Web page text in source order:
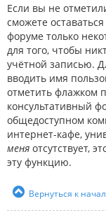
Если вы не
сможете
форуме только
для того, чтобы
учётной записью.
вводить имя
отметить флажком
консультативный
общедоступном
интернет-кафе,
меня отсутствует,
эту функцию.
Вернуться к